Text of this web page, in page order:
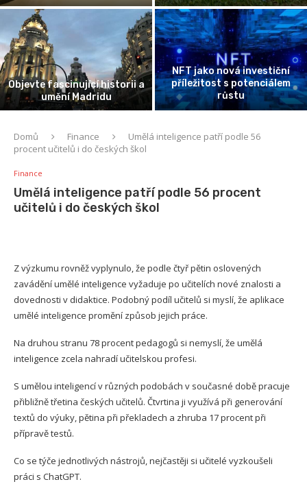
Objevte fascinující historii a
umění Madridu
NFT jako nová investiční
příležitost s potenciálem
růstu
Domů Finance
Umělá inteligence patří podle 56
procent učitelů i do českých škol
Finance
Umělá inteligence patří podle 56 procent
učitelů i do českých škol
Z výzkumu rovněž vyplynulo, že podle čtyř pětin oslovených
zavádění umělé inteligence vyžaduje po učitelích nové znalosti a
dovednosti v didaktice. Podobný podíl učitelů si myslí, že aplikace
umělé inteligence promění způsob jejich práce.
Na druhou stranu 78 procent pedagogů si nemyslí, že umělá
inteligence zcela nahradí učitelskou profesi.
S umělou inteligencí v různých podobách v současné době pracuje
přibližně třetina českých učitelů. Čtvrtina ji využívá při generování
textů do výuky, pětina při překladech a zhruba 17 procent při
přípravě testů.
Co se týče jednotlivých nástrojů, nejčastěji si učitelé vyzkoušeli
práci s ChatGPT.